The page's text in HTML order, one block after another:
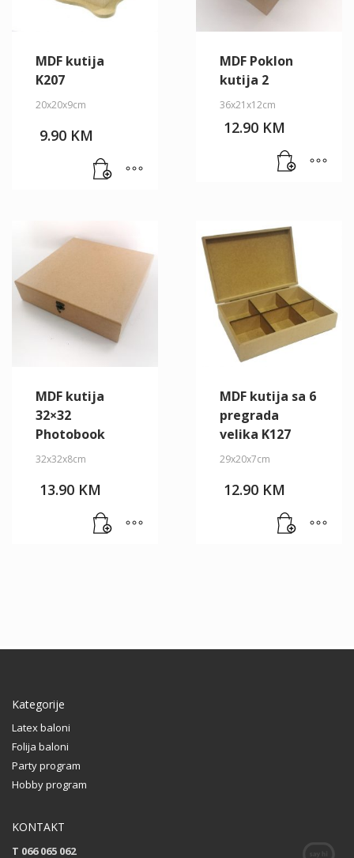
MDF kutija
K207
20x20x9cm
9.90 KM
MDF Poklon
kutija 2
36x21x12cm
12.90 KM
MDF kutija
32×32
Photobook
32x32x8cm
13.90 KM
MDF kutija sa 6
pregrada
velika K127
29x20x7cm
12.90 KM
Kategorije
Latex baloni
Folija baloni
Party program
Hobby program
KONTAKT
T 066 065 062